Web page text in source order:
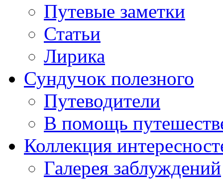
Путевые заметки
Статьи
Лирика
Сундучок полезного
Путеводители
В помощь
Коллекция
Галерея заблуждений